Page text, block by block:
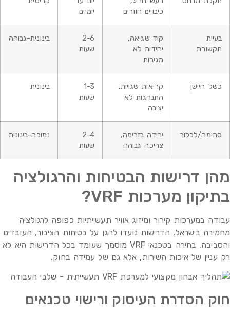
כיבויים חוזרים
יומיים
בעיית
תקשורת
קוד שגיאה,
יחידות לא
מגיבות
2-6
שעות
בינונית-גבוהה
כשל חיישן
קריאות שגויות,
התנהגות לא
יציבה
1-3
שעות
בינונית
סתימה/לכלוך
ירידה בזרימה,
צריכה גבוהה
2-4
שעות
נמוכה-בינונית
מהן דרישות הבטיחות והרגולציה
בתיקון מערכות VRF?
עבודה במערכות קירור ומיזוג אוויר תעשייתיות כפופה לרגולציה
מחמירה בישראל. הדרישות נועדו להגן על בטיחות הציבור, העובדים
והסביבה. בחירה בטכנאי VRF מוסמך שעומד בכל הדרישות היא לא
רק עניין של איכות השירות, אלא גם של עמידה בחוק.
חוק הסדרת העיסוק ורישוי טכנאים